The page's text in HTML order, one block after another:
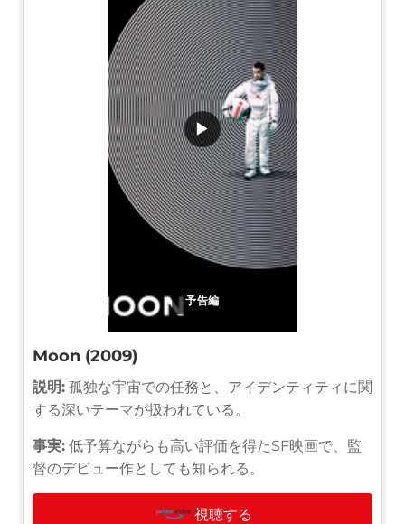
予告編
▶
Moon (2009)
説明: 孤独な宇宙での任務と、アイデンティティに関
する深いテーマが扱われている。
事実: 低予算ながらも高い評価を得たSF映画で、監
督のデビュー作としても知られる。
視聴する